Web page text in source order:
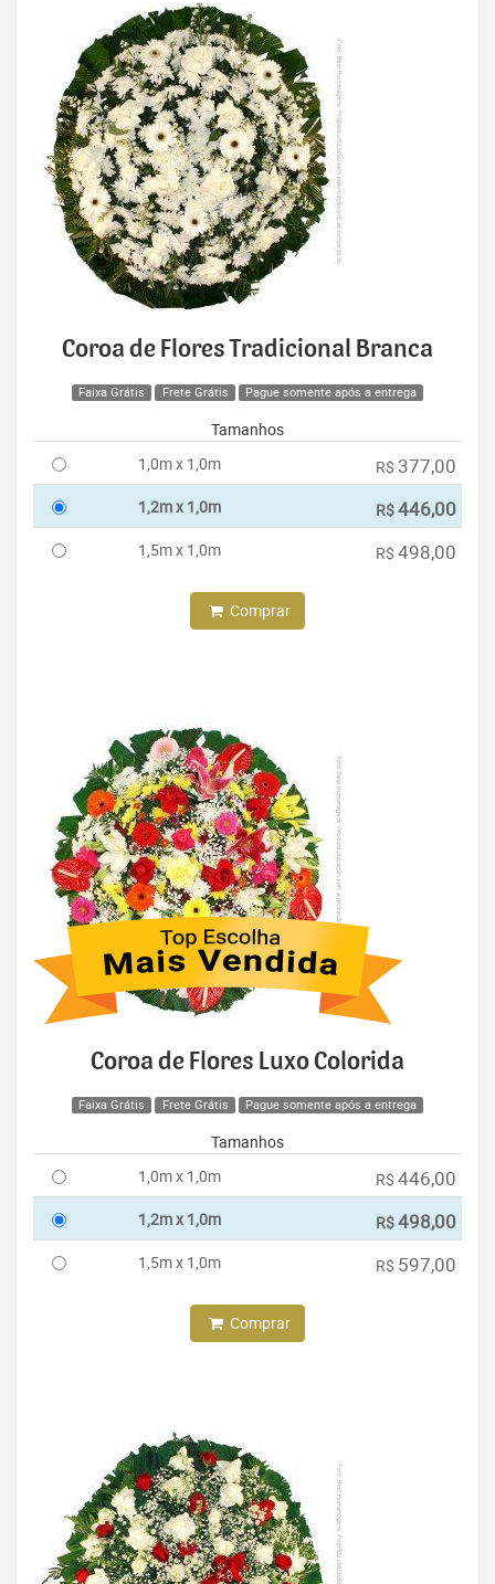
Coroa de Flores Tradicional Branca
Faixa Grátis Frete Grátis Pague somente após a entrega
Tamanhos
1,0m x 1,0m
R$ 377,00
1,2m x 1,0m R$446,00
1,5m x 1,0m R$ 498,00
Comprar
Coroa de Flores Luxo Colorida
Faixa Grátis Frete Grátis Pague somente após a entrega
Tamanhos
1,0m x 1,0m
R$ 446,00
1,2m x 1,0m R$498,00
1,5m x 1,0m R$ 597,00
Comprar